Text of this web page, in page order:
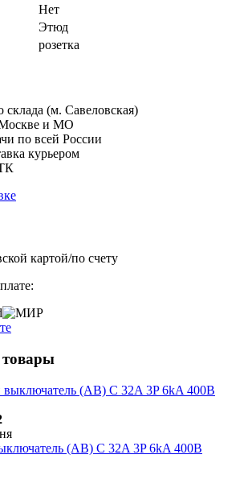
Нет
Этюд
розетка
склада (м. Савеловская)
Москве и МО
по всей России
курьером
картой/по счету
(АВ) C 32A 3P 6kA 400В